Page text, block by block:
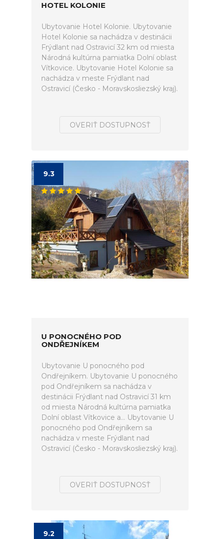
HOTEL KOLONIE
Ubytovanie Hotel Kolonie. Ubytovanie
Hotel Kolonie sa nachádza v destinácii
Frýdlant nad Ostravicí 32 km od miesta
Národná kultúrna pamiatka Dolní oblast
Vítkovice. Ubytovanie Hotel Kolonie sa
nachádza v meste Frýdlant nad
Ostravicí (Česko - Moravskosliezský kraj).
OVERIŤ DOSTUPNOSŤ
9.3
U PONOCNÉHO POD
ONDŘEJNÍKEM
Ubytovanie U ponocného pod
Ondřejníkem. Ubytovanie U ponocného
pod Ondřejníkem sa nachádza v
destinácii Frýdlant nad Ostravicí 31 km
od miesta Národná kultúrna pamiatka
Dolní oblast Vítkovice a... Ubytovanie U
ponocného pod Ondřejníkem sa
nachádza v meste Frýdlant nad
Ostravicí (Česko - Moravskosliezský kraj).
OVERIŤ DOSTUPNOSŤ
9.2